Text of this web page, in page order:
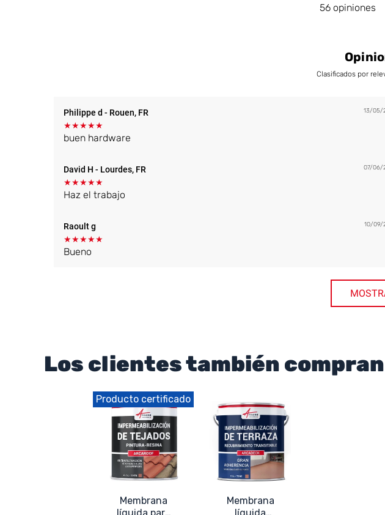
56 opiniones
Clasificados por
Philippe d - Rouen, FR 13/05/
★★★★★
buen hardware
David H - Lourdes, FR 07/06/
★★★★★
Haz el trabajo
Raoult g 10/09/
★★★★★
Bueno
Los clientes también compran
Producto certificado
Membrana
Membrana